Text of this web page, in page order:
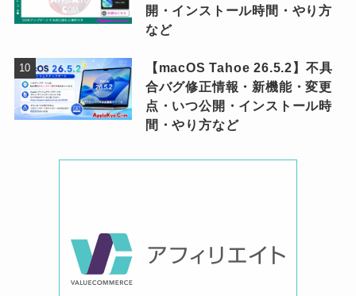
開・インストール時間・やり方
など
【macOS Tahoe 26.5.2】不具
合バグ修正情報・新機能・変更
点・いつ公開・インストール時
間・やり方など